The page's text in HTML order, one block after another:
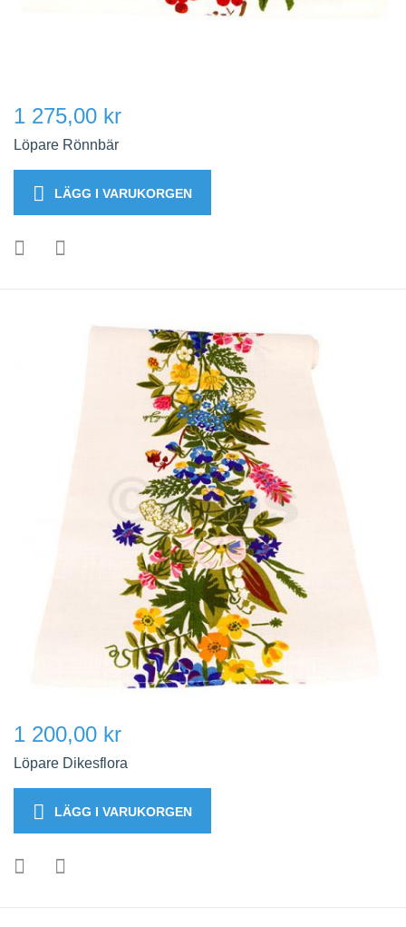
1 275,00 kr
Löpare Rönnbär
LÄGG I VARUKORGEN
1 200,00 kr
Löpare Dikesflora
LÄGG I VARUKORGEN